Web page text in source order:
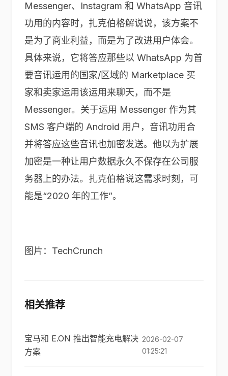
Messenger、Instagram 和 WhatsApp 音讯
功用的内容时，扎克伯格解说说，该方案不
是为了商业利益，而是为了改进用户体会。
具体来说，它将答应那些以 WhatsApp 为首
要音讯运用的国家/区域的 Marketplace 买
家和卖家运用该运用来聊天，而不是
Messenger。关于运用 Messenger 作为其
SMS 客户端的 Android 用户，音讯功用合
并将答应这些音讯也加密发送。他以为扩展
加密是一种让用户数据永久不保存在公司服
务器上的办法。扎克伯格说这需求时刻，可
能是“2020 年的工作”。
图片：TechCrunch
相关推荐
宝马和 E.ON 推出智能充电解决
方案
2026-02-07
01:25:21